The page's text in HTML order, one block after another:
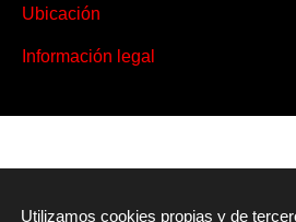
Ubicación
Información legal
Utilizamos cookies propias y de